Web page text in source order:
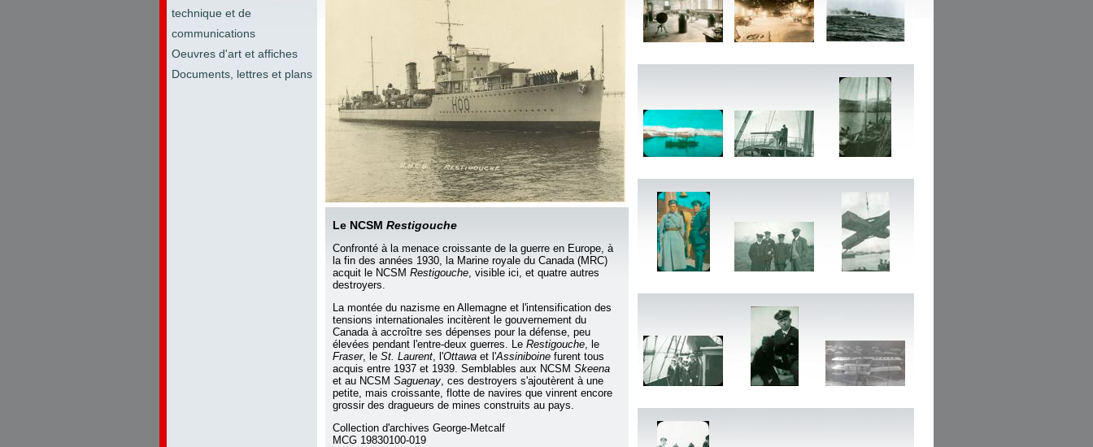
technique et de
communications
Oeuvres d'art et affiches
Documents, lettres et plans
Le NCSM Restigouche
Confronté à la menace croissante de la guerre en Europe, à
la fin des années 1930, la Marine royale du Canada (MRC)
acquit le NCSM Restigouche, visible ici, et quatre autres
destroyers.
La montée du nazisme en Allemagne et l'intensification des
tensions internationales incitèrent le gouvernement du
Canada à accroître ses dépenses pour la défense, peu
élevées pendant l'entre-deux guerres. Le Restigouche, le
Fraser, le St. Laurent, l'Ottawa et l'Assiniboine furent tous
acquis entre 1937 et 1939. Semblables aux NCSM Skeena
et au NCSM Saguenay, ces destroyers s'ajoutèrent à une
petite, mais croissante, flotte de navires que vinrent encore
grossir des dragueurs de mines construits au pays.
Collection d'archives George-Metcalf
MCG 19830100-019